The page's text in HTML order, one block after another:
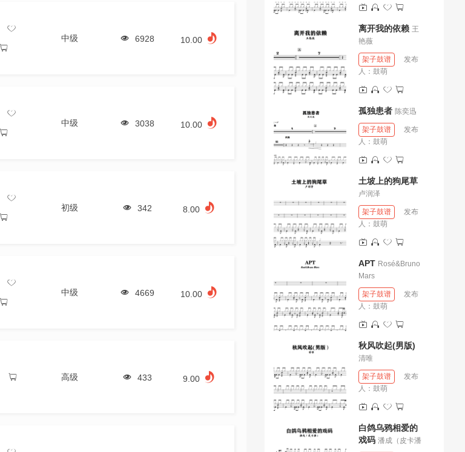
中级 6928 10.00
中级 3038 10.00
初级 342 8.00
中级 4669 10.00
高级 433 9.00
离开我的依赖 王
艳薇
架子鼓谱
发布
人： 鼓萌
孤独患者 陈奕迅
架子鼓谱
发布
人： 鼓萌
土坡上的狗尾草
卢润泽
架子鼓谱
发布
人： 鼓萌
APT Rosé&Bruno
Mars
架子鼓谱
发布
人： 鼓萌
秋风吹起(男版)
清唯
架子鼓谱
发布
人： 鼓萌
白鸽乌鸦相爱的
戏码 潘成（皮卡潘